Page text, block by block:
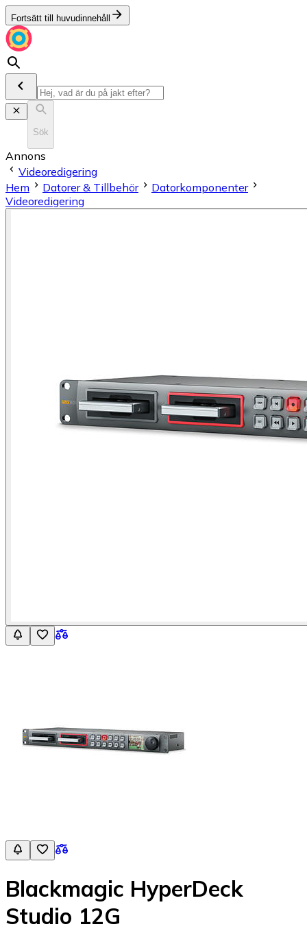
Fortsätt till huvudinnehåll
Sök
Annons
Videoredigering
Hem
Datorer & Tillbehör
Datorkomponenter
Videoredigering
Blackmagic HyperDeck
Studio 12G